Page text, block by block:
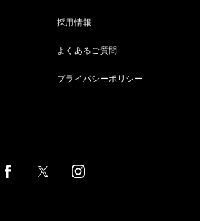
採用情報
よくあるご質問
プライバシーポリシー